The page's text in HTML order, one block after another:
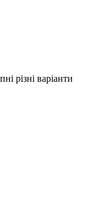
різні варіанти